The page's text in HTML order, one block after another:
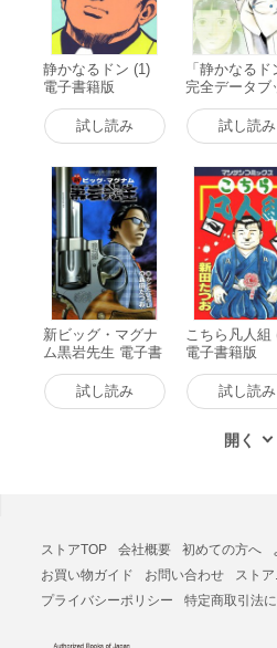
静かなるドン (1)
電子書籍版
試し読み
「静かなるド
完全データブ
電子書籍版
試し読み
新ビッグ・マグナ
ム黒岩先生 電子書
籍版
試し読み
こちら凡人組
電子書籍版
試し読み
ストアTOP 会社概要 初めての方へ
お買い物ガイド
お問い合わせ
スト
プライバシーポリシー
特定商取引法